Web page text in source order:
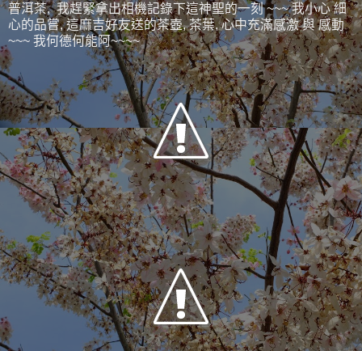
普洱茶, 我趕緊拿出相機記錄下這神聖的一刻 ~~~ 我小心 細
心的品嘗, 這麻吉好友送的茶壺, 茶葉, 心中充滿感激 與 感動
~~~ 我何德何能阿~~~~